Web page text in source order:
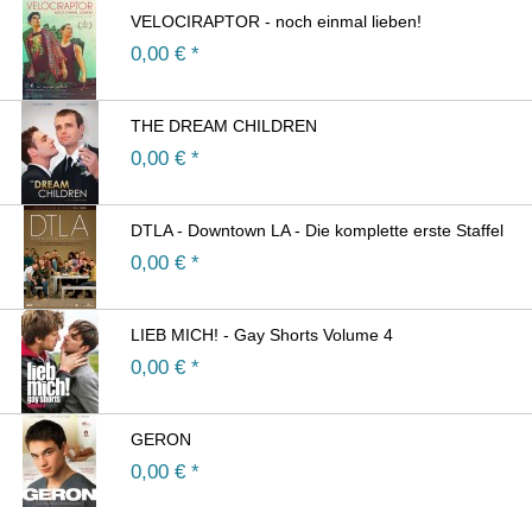
VELOCIRAPTOR - noch einmal lieben!
0,00 € *
THE DREAM CHILDREN
0,00 € *
DTLA - Downtown LA - Die komplette erste Staffel
0,00 € *
LIEB MICH! - Gay Shorts Volume 4
0,00 € *
GERON
0,00 € *